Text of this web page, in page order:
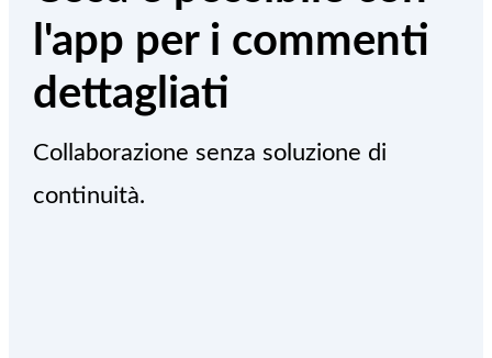
l'app per i commenti
dettagliati
Collaborazione senza soluzione di
continuità.